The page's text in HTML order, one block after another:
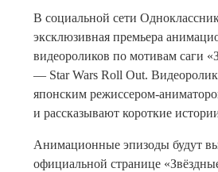
В социальной сети
эксклюзивная премьера
видеороликов по мотивам саги
— Star Wars Roll Out.
японским режиссером-
и рассказывают короткие
Анимационные эпизоды будут
официальной странице